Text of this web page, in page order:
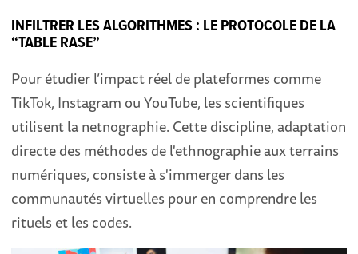
INFILTRER LES ALGORITHMES : LE PROTOCOLE DE LA
“TABLE RASE”
Pour étudier l’impact réel de plateformes comme
TikTok, Instagram ou YouTube, les scientifiques
utilisent la netnographie. Cette discipline, adaptation
directe des méthodes de l'ethnographie aux terrains
numériques, consiste à s'immerger dans les
communautés virtuelles pour en comprendre les
rituels et les codes.